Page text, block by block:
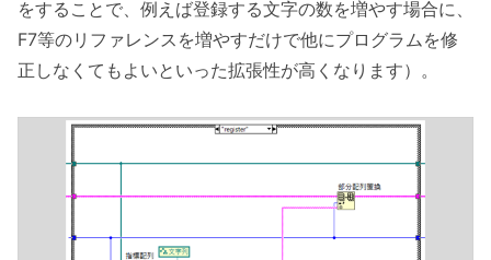
をすることで、例えば登録する文字の数を増やす場合に、
F7等のリファレンスを増やすだけで他にプログラムを修
正しなくてもよいといった拡張性が高くなります）。